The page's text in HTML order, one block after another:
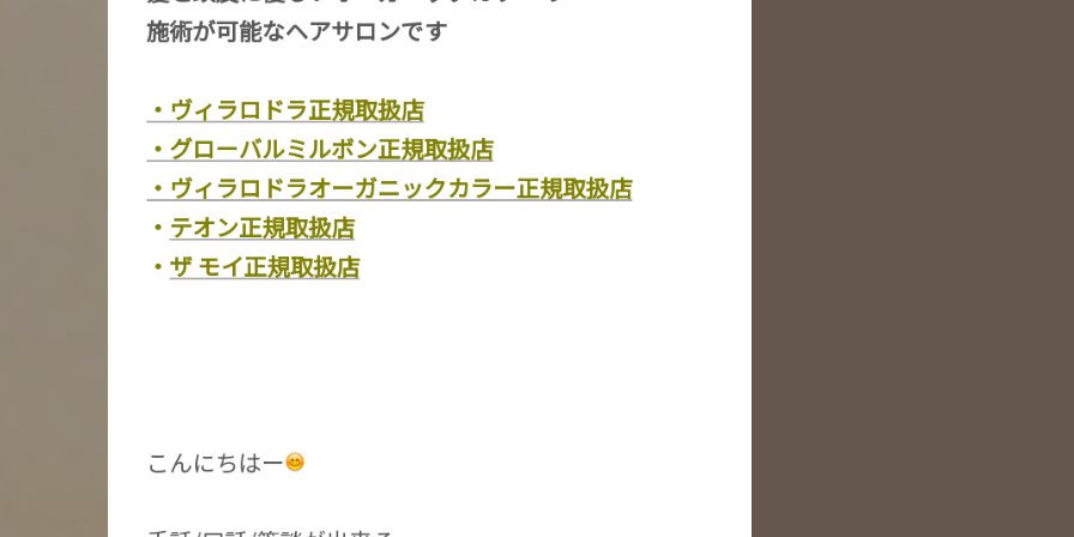
施術が可能なヘアサロンです
・ヴィラロドラ正規取扱店
・グローバルミルボン正規取扱店
・ヴィラロドラオーガニックカラー正規取扱店
・ テオン正規取扱店
・ ザ モイ正規取扱店
こんにちはー